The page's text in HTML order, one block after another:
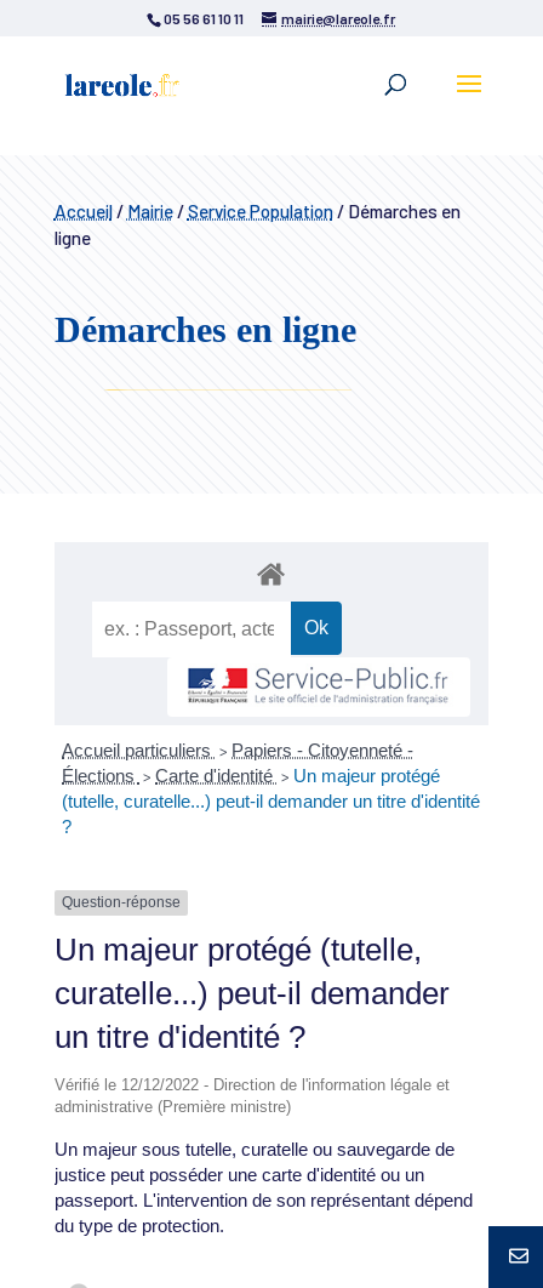
05 56 61 10 11 mairie@lareole.fr
Accueil/ Mairie/Service Population/Démarches en
ligne
Démarches en ligne
Accueil particuliers > Papiers - Citoyenneté -
Élections > Carte d'identité > Un majeur protégé
(tutelle, curatelle...) peut-il demander un titre d'identité
?
Question-réponse
Un majeur protégé (tutelle,
curatelle...) peut-il demander
un titre d'identité ?
Vérifié le 12/12/2022 - Direction de l'information légale et
administrative (Première ministre)
Un majeur sous tutelle, curatelle ou sauvegarde de
justice peut posséder une carte d'identité ou un
passeport. L'intervention de son représentant dépend
du type de protection.